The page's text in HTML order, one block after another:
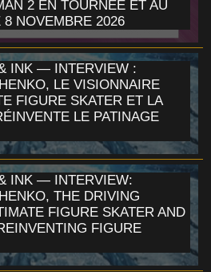
2 EN TOURNÉE ET AU
NOVEMBRE 2026
INK — INTERVIEW :
LE VISIONNAIRE
FIGURE SKATER ET LA
LE PATINAGE
INK — INTERVIEW:
THE DRIVING
FIGURE SKATER AND
FIGURE